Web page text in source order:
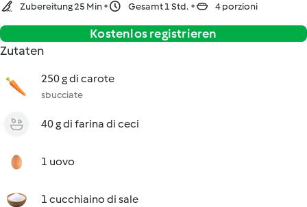
Zubereitung 25 Min Gesamt 1 Std. 4 porzioni
Kostenlos registrieren
Zutaten
250 g di carote
sbucciate
40 g di farina di ceci
1 uovo
1 cucchiaino di sale